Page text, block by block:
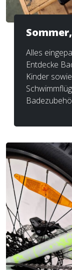
Alles
Entdecke
Kinder